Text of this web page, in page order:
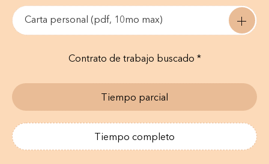
Carta personal (pdf, 10mo max)
Contrato de trabajo buscado *
Tiempo parcial
Tiempo completo